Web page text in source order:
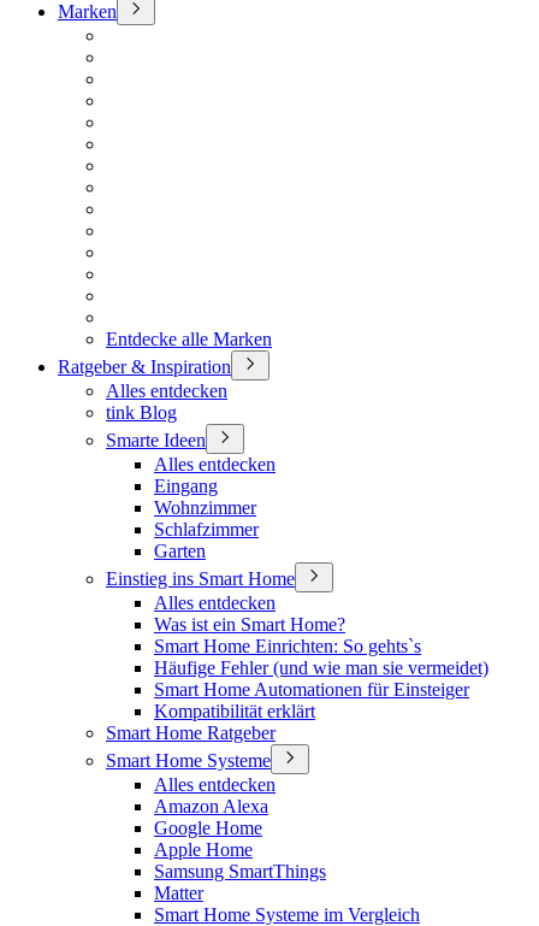
Marken
Entdecke alle Marken
Ratgeber & Inspiration
Alles entdecken
tink Blog
Smarte Ideen
Alles entdecken
Eingang
Wohnzimmer
Schlafzimmer
Garten
Einstieg ins Smart Home
Alles entdecken
Was ist ein Smart Home?
Smart Home Einrichten: So gehts`s
Häufige Fehler (und wie man sie vermeidet)
Smart Home Automationen für Einsteiger
Kompatibilität erklärt
Smart Home Ratgeber
Smart Home Systeme
Alles entdecken
Amazon Alexa
Google Home
Apple Home
Samsung SmartThings
Matter
Smart Home Systeme im Vergleich